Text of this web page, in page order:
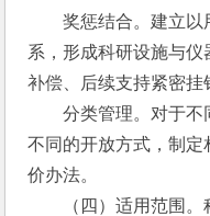
奖惩结合。建立以
系，形成科研设施与
补偿、后续支持紧密挂
分类管理。对于不
不同的开放方式，制
价办法。
（四）适用范围。